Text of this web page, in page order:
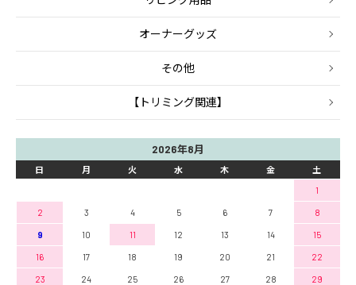
オーナーグッズ
その他
【トリミング関連】
2026年8月
日 月 火 水 木 金
土
1
2 3 4 5 6 7 8
9 10 11 12 13 14 15
16 17 18 19 20 21 22
23 24 25 26 27 28 29